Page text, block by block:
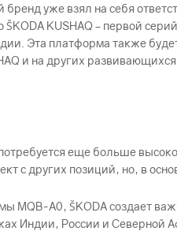
уже взял на себя
ŠKODА KUSHAQ – первой
Эта платформа также
и на других
еще больше
с других позиций, но, в
MQB-A0, ŠKODА создает
Индии, России и Северной